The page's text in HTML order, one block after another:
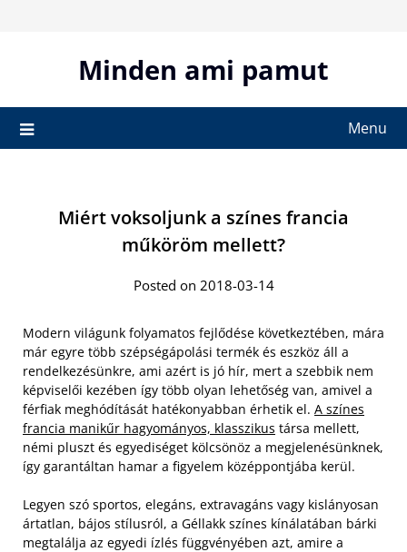
Minden ami pamut
Menu
Miért voksoljunk a színes francia
műköröm mellett?
Posted on 2018-03-14
Modern világunk folyamatos fejlődése következtében, mára
már egyre több szépségápolási termék és eszköz áll a
rendelkezésünkre, ami azért is jó hír, mert a szebbik nem
képviselői kezében így több olyan lehetőség van, amivel a
férfiak meghódítását hatékonyabban érhetik el. A színes
francia manikűr hagyományos, klasszikus társa mellett,
némi pluszt és egyediséget kölcsönöz a megjelenésünknek,
így garantáltan hamar a figyelem középpontjába kerül.
Legyen szó sportos, elegáns, extravagáns vagy kislányosan
ártatlan, bájos stílusról, a Géllakk színes kínálatában bárki
megtalálja az egyedi ízlés függvényében azt, amire a